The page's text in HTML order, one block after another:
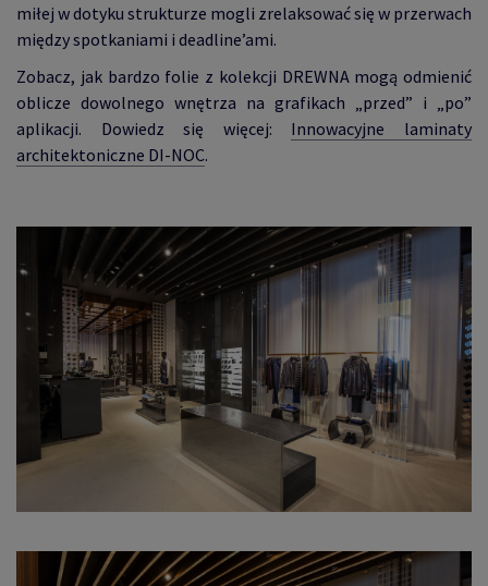
miłej w dotyku strukturze mogli zrelaksować się w przerwach
między spotkaniami i deadline’ami.
Zobacz, jak bardzo folie z kolekcji DREWNA mogą odmienić
oblicze dowolnego wnętrza na grafikach „przed” i „po”
aplikacji. Dowiedz się więcej: Innowacyjne laminaty
architektoniczne DI-NOC.